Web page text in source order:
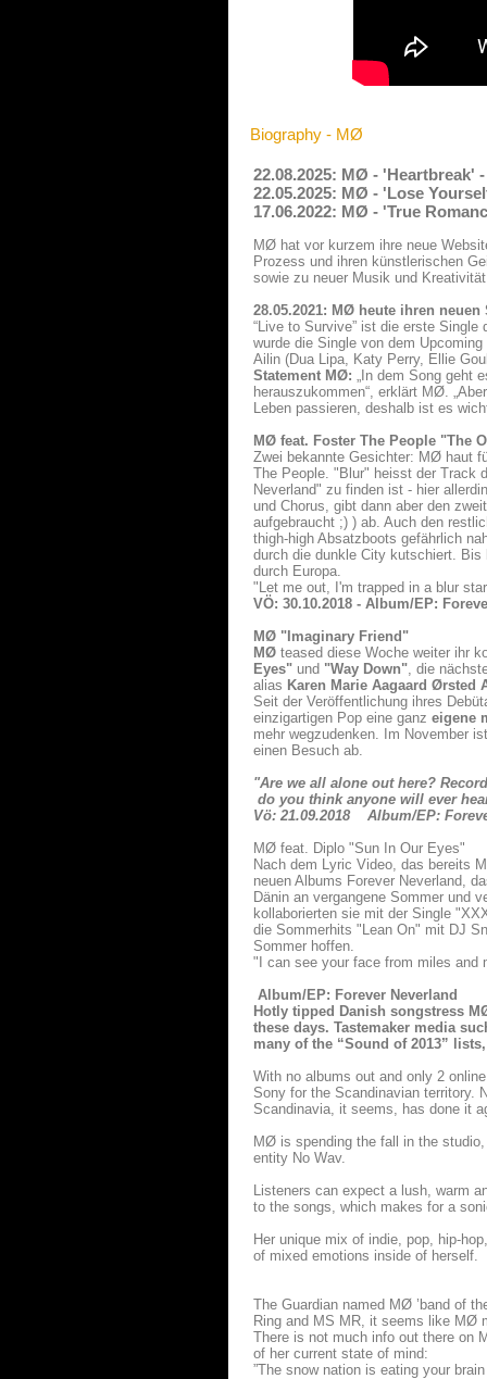
Biography - MØ
22.08.2025: MØ - 'Heartbreak'
22.05.2025: MØ - 'Lose
17.06.2022: MØ - 'True
MØ hat vor kurzem ihre neue
Prozess und ihren künstlerischen
sowie zu neuer Musik und
28.05.2021: MØ heute ihren
“Live to Survive” ist die erste
wurde die Single von dem
Ailin (Dua Lipa, Katy Perry, Ellie
Statement MØ: „In dem Song geht
herauszukommen“, erklärt MØ.
Leben passieren, deshalb ist es
MØ feat. Foster The People "The
Zwei bekannte Gesichter: MØ haut
The People. "Blur" heisst der Track
Neverland" zu finden ist - hier
und Chorus, gibt dann aber den
aufgebraucht ;) ) ab. Auch den
thigh-high Absatzboots gefährlich
durch die dunkle City kutschiert.
durch Europa.
"Let me out, I'm trapped in a blur
VÖ: 30.10.2018 - Album/EP:
MØ "Imaginary Friend"
MØ teased diese Woche weiter ihr
Eyes" und "Way Down", die
alias Karen Marie Aagaard Ørsted
Seit der Veröffentlichung ihres
einzigartigen Pop eine ganz eigene
mehr wegzudenken. Im November
einen Besuch ab.
"Are we all alone out here?
do you think anyone will ever
Vö: 21.09.2018 Album/EP:
MØ feat. Diplo "Sun In Our Eyes"
Nach dem Lyric Video, das bereits
neuen Albums Forever Neverland,
Dänin an vergangene Sommer und
kollaborierten sie mit der Single
die Sommerhits "Lean On" mit DJ
Sommer hoffen.
"I can see your face from miles and
Album/EP: Forever Neverland
Hotly tipped Danish songstress
these days. Tastemaker media
many of the “Sound of 2013”
With no albums out and only 2
Sony for the Scandinavian territory.
Scandinavia, it seems, has done it
MØ is spending the fall in the
entity No Wav.
Listeners can expect a lush, warm
to the songs, which makes for a
Her unique mix of indie, pop, hip-
of mixed emotions inside of herself.
The Guardian named MØ ’band of
Ring and MS MR, it seems like MØ
There is not much info out there on
of her current state of mind:
”The snow nation is eating your